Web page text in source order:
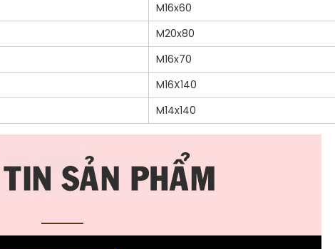
M16x60
M20x80
M16x70
M16X140
M14x140